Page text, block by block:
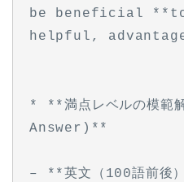
be beneficial
helpful,
* **満点レベルの模範
Answer)**
– **英文（100語前後